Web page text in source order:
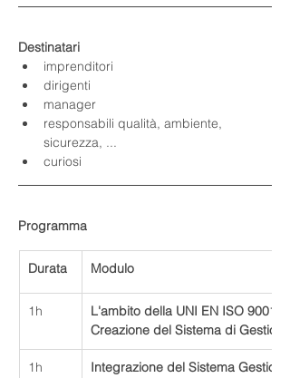
Destinatari
imprenditori
dirigenti
manager
responsabili qualità, ambiente,
sicurezza, ...
curiosi
Programma
Durata Modulo
1h
L'ambito della UNI EN ISO
Creazione del Sistema di Gestione
1h Integrazione del Sistema